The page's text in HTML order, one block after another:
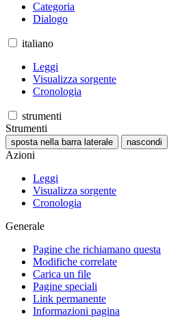
Categoria
Dialogo
italiano
Leggi
Visualizza sorgente
Cronologia
strumenti
Strumenti
sposta nella barra laterale nascondi
Azioni
Leggi
Visualizza sorgente
Cronologia
Generale
Pagine che richiamano questa
Modifiche correlate
Carica un file
Pagine speciali
Link permanente
Informazioni pagina